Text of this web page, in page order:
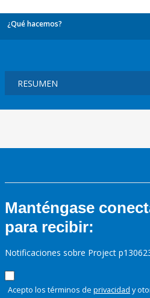
¿Qué hacemos?
Manténgase
para recibir:
Notificaciones sobre Project
Acepto los términos de privacidad y